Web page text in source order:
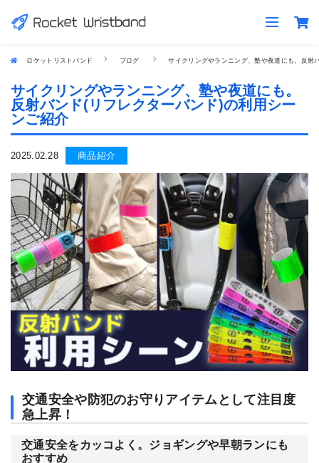
ロケットリストバンド ブログ サイクリングやランニング、塾や夜道にも。反射
サイクリングやランニング、塾や夜道にも。
反射バンド(リフレクターバンド)の利用シー
ンご紹介
2025.02.28 商品紹介
交通安全や防犯のお守りアイテムとして注目度
急上昇！
交通安全をカッコよく。ジョギングや早朝ランにも
おすすめ